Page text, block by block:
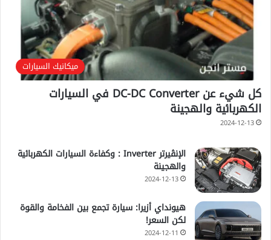
ميكانيك السيارات
كل شيء عن DC-DC Converter في السيارات
الكهربائية والهجينة
2024-12-13
الإنڤيرتر Inverter : وكفاءة السيارات الكهربائية
والهجينة
2024-12-13
هيونداي أزيرا: سيارة تجمع بين الفخامة والقوة
لكن السعر!
2024-12-11